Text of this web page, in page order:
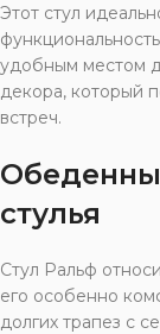
Этот стул
удобным местом
декора, который
встреч.
стулья
Стул Ральф
его особенно
долгих трапез с